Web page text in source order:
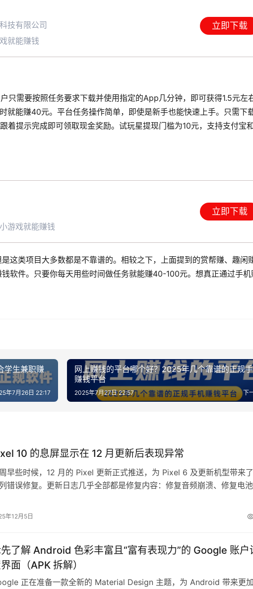
技有限公司
就能赚钱
立即下载
只需要按照任务要求下载并使用指定的App几分钟，即可获得1.5元左
就能赚40元。平台任务操作简单，即使是新手也能快速上手。只需下
着提示完成即可领取现金奖励。试玩星提现门槛为10元，支持支付宝
游戏就能赚钱
立即下载
这类项目大多数都是不靠谱的。相较之下，上面提到的赏帮赚、趣闲
软件。只要你每天用些时间做任务就能赚40-100元。想真正通过手机
学生兼职赚
年7月26日 22:17
网上赚钱的平台哪个好？2025年几个靠谱的正规
赚钱平台
下
2025年7月27日 22:57
10 的息屏显示在 12 月更新后表现异常
早些时候，12 月的 Pixel 更新正式推送，为 Pixel 6 及更新机型带来
错误修复。更新日志几乎全部都是修复内容：修复音频崩溃、修复电池
乎也带来了一个新的 bug，让一些用户抓狂。 在 Pixel 论坛（subreddit
年12月5日
了解 Android 色彩丰富且“富有表现力”的 Google 账户
面（APK 拆解）
正在准备一款全新的 Material Design 主题，为 Android 带来更